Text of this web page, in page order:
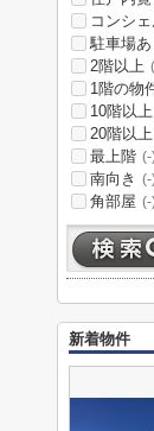
コンシ
駐車場あ
2階以上
1階の物
10階以上
20階以上
最上階 (-
南向き (-
角部屋 (-
新着物件